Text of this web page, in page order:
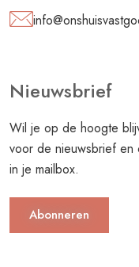
Nieuwsbrief
Wil je op de hoogte
voor de nieuwsbrief en
in je mailbox.
Abonneren